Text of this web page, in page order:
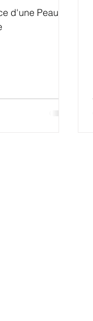
d'une Peau